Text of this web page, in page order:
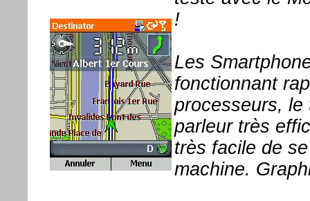
!
Les
fonctionnant
processeurs, le
parleur très
très facile de
machine.